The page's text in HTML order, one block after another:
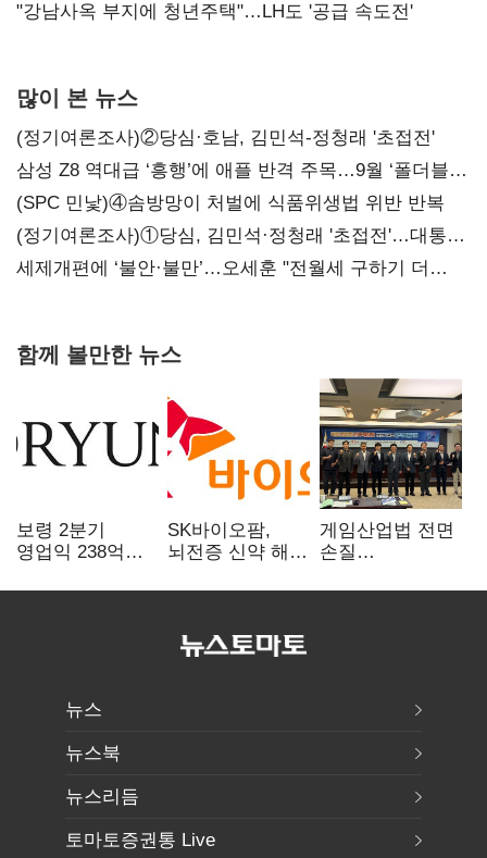
"강남사옥 부지에 청년주택"…LH도 '공급 속도전'
많이 본 뉴스
(정기여론조사)②당심·호남, 김민석-정청래 '초접전'
삼성 Z8 역대급 ‘흥행’에 애플 반격 주목…9월 ‘폴더블
대전’
(SPC 민낯)④솜방망이 처벌에 식품위생법 위반 반복
(정기여론조사)①당심, 김민석·정청래 '초접전'…대통령
지지도 '50% 아래로'(종합)
세제개편에 ‘불안·불만’…오세훈 "전월세 구하기 더
함께 볼만한 뉴스
보령 2분기
영업익 238억…
SK바이오팜,
뇌전증 신약 해외
차세대 신약 개발
게임산업법 전면
손질
규제 걷고
뉴스
뉴스북
뉴스리듬
토마토증권통 Live